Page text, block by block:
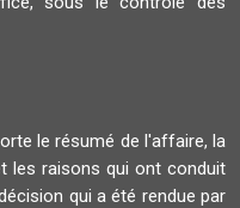
le résumé de l'affaire, la
les raisons qui ont conduit
qui a été rendue par